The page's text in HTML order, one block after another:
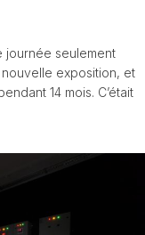
journée seulement
exposition, et
14 mois. C’était